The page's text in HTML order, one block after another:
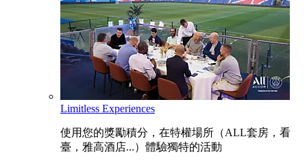
Limitless Experiences
使用您的獎勵積分，在特權場所（ALL套房，看
臺，雅高酒店...）體驗獨特的活動